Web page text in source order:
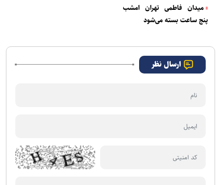
میدان فاطمی تهران امشب
پنج ساعت بسته می‌شود
ارسال نظر